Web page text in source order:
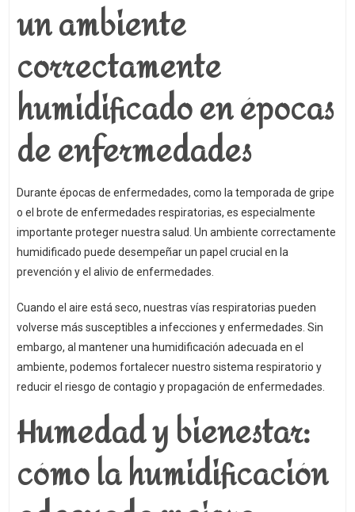
un ambiente
correctamente
humidificado en épocas
de enfermedades
Durante épocas de enfermedades, como la temporada de gripe
o el brote de enfermedades respiratorias, es especialmente
importante proteger nuestra salud. Un ambiente correctamente
humidificado puede desempeñar un papel crucial en la
prevención y el alivio de enfermedades.
Cuando el aire está seco, nuestras vías respiratorias pueden
volverse más susceptibles a infecciones y enfermedades. Sin
embargo, al mantener una humidificación adecuada en el
ambiente, podemos fortalecer nuestro sistema respiratorio y
reducir el riesgo de contagio y propagación de enfermedades.
Humedad y bienestar:
cómo la humidificación